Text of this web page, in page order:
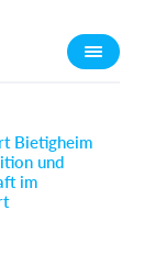
Bietigheim
und
im